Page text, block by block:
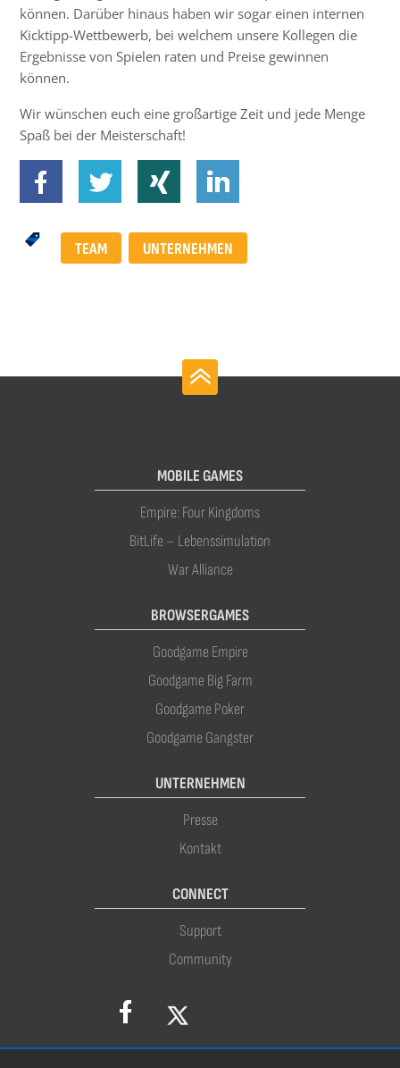
können. Darüber hinaus haben wir sogar einen internen
Kicktipp-Wettbewerb, bei welchem unsere Kollegen die
Ergebnisse von Spielen raten und Preise gewinnen
können.
Wir wünschen euch eine großartige Zeit und jede Menge
Spaß bei der Meisterschaft!
TEAM UNTERNEHMEN
MOBILE GAMES
Empire: Four Kingdoms
BitLife – Lebenssimulation
War Alliance
BROWSERGAMES
Goodgame Empire
Goodgame Big Farm
Goodgame Poker
Goodgame Gangster
UNTERNEHMEN
Presse
Kontakt
CONNECT
Support
Community